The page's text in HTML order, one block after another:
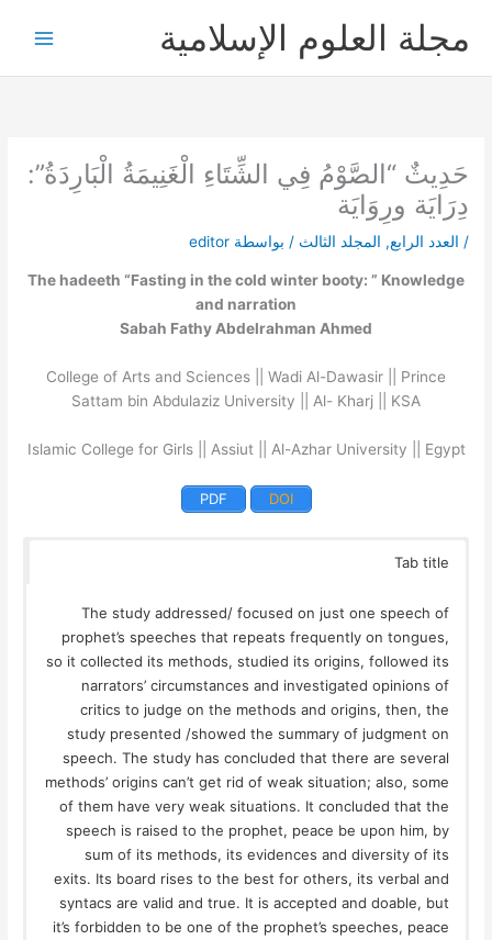
مجلة العلوم الإسلامية
حَدِيثٌ “الصَّوْمُ فِي الشِّتَاءِ الْغَنِيمَةُ الْبَارِدَةُ”:
دِرَايَة ورِوَايَة
/ العدد الرابع, المجلد الثالث / بواسطة editor
The hadeeth “Fasting in the cold winter booty: ” Knowledge
and narration
Sabah Fathy Abdelrahman Ahmed
College of Arts and Sciences || Wadi Al-Dawasir || Prince
Sattam bin Abdulaziz University || Al- Kharj || KSA
Islamic College for Girls || Assiut || Al-Azhar University || Egypt
DOI
PDF
Tab title
The study addressed/ focused on just one speech of
prophet’s speeches that repeats frequently on tongues,
so it collected its methods, studied its origins, followed its
narrators’ circumstances and investigated opinions of
critics to judge on the methods and origins, then, the
study presented /showed the summary of judgment on
speech. The study has concluded that there are several
methods’ origins can’t get rid of weak situation; also, some
of them have very weak situations. It concluded that the
speech is raised to the prophet, peace be upon him, by
sum of its methods, its evidences and diversity of its
exits. Its board rises to the best for others, its verbal and
syntacs are valid and true. It is accepted and doable, but
it’s forbidden to be one of the prophet’s speeches, peace